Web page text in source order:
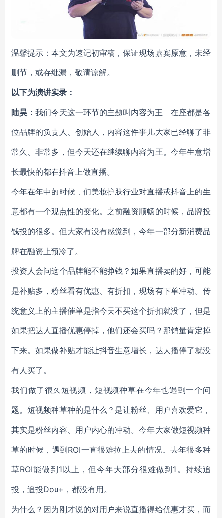
温馨提示：本文为速记初审稿，保证现场嘉宾原意，未经
删节，或存纰漏，敬请谅解。
以下为演讲实录：
陆昊：我们今天这一环节的主题叫内容为王，在座都是各
位品牌的负责人、创始人，内容这件事儿大家已经聊了非
常久、非常多，但今天还在继续聊内容为王。今年生意增
长最快的都在抖音上做直播。
今年在年中的时候，们美妆护肤行业对直播或抖音上的生
意都有一个观点性的变化。之前融资顺畅的时候，品牌投
钱投的很多。但大家有没有感觉到，今年一部分新消费品
牌在融资上预冷了。
投资人会问这个品牌能不能挣钱？如果直播卖的好，可能
是补贴多，粉丝看有优惠、有折扣，现场有下单冲动。传
统意义上的主播催单是指今天不买这个折扣就没了，但是
如果把达人直播优惠停掉，他们还会买吗？那销量肯定掉
下来。如果做补贴才能让抖音生意增长，达人播停了就没
有人买了。
我们做了很久短视频，短视频种草在今年也遇到一个问
题。短视频种草种的是什么？是让粉丝、用户喜欢爱它，
其实是粉丝内容、用户内心的冲动。今年大家做短视频种
草的时候，遇到ROI一直很难拉上去的情况。去年很多种
草ROI能做到1以上，但今年大部分很难做到1。持续追
投，追投Dou+，都没有用。
为什么？因为刚才说的对用户来说直播得给优惠才买，而